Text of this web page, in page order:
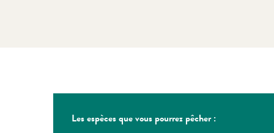
Les espèces que vous pourrez pêcher :